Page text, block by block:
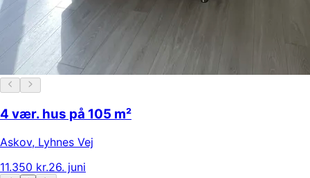
4 vær. hus på 105 m²
Askov, Lyhnes Vej
11.350 kr.26. juni